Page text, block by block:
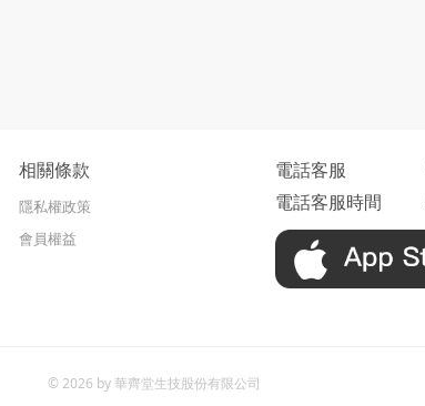
相關條款
隱私權政策
會員權益
電話客服
電話客服時間
© 2026 by 華齊堂生技股份有限公司